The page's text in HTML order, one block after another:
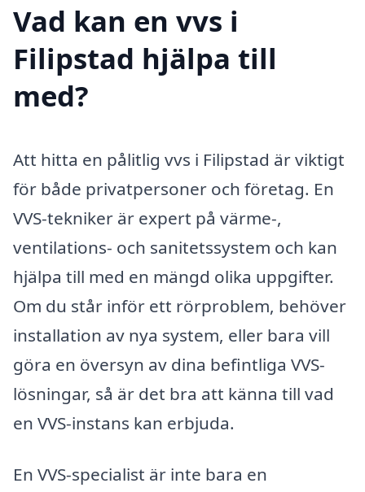
Vad kan en vvs i
Filipstad hjälpa till
med?
Att hitta en pålitlig vvs i Filipstad är viktigt
för både privatpersoner och företag. En
VVS-tekniker är expert på värme-,
ventilations- och sanitetssystem och kan
hjälpa till med en mängd olika uppgifter.
Om du står inför ett rörproblem, behöver
installation av nya system, eller bara vill
göra en översyn av dina befintliga VVS-
lösningar, så är det bra att känna till vad
en VVS-instans kan erbjuda.
En VVS-specialist är inte bara en